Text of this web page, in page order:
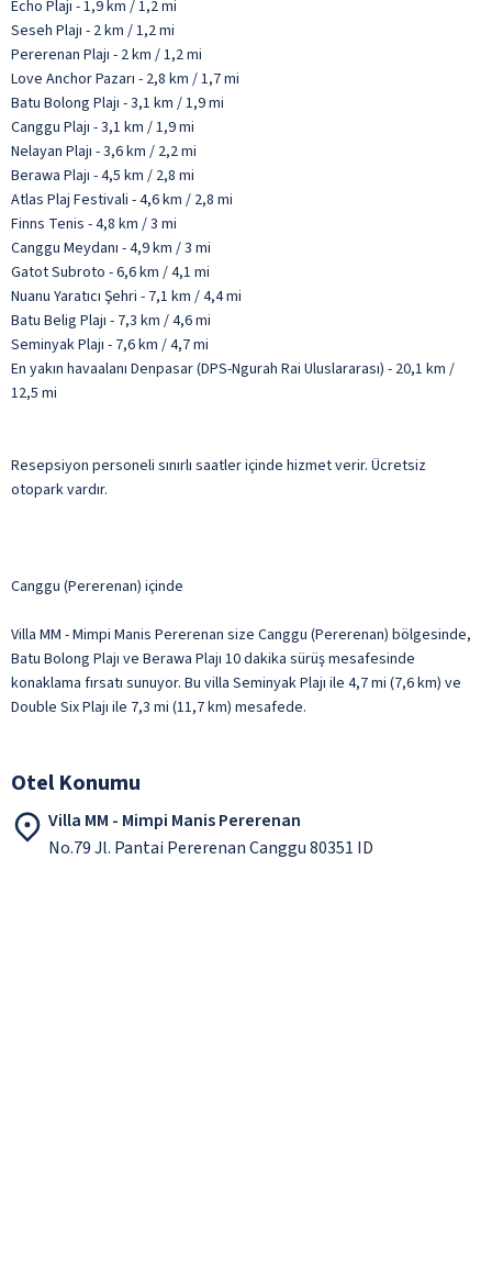
Echo Plajı - 1,9 km / 1,2 mi
Seseh Plajı - 2 km / 1,2 mi
Pererenan Plajı - 2 km / 1,2 mi
Love Anchor Pazarı - 2,8 km / 1,7 mi
Batu Bolong Plajı - 3,1 km / 1,9 mi
Canggu Plajı - 3,1 km / 1,9 mi
Nelayan Plajı - 3,6 km / 2,2 mi
Berawa Plajı - 4,5 km / 2,8 mi
Atlas Plaj Festivali - 4,6 km / 2,8 mi
Finns Tenis - 4,8 km / 3 mi
Canggu Meydanı - 4,9 km / 3 mi
Gatot Subroto - 6,6 km / 4,1 mi
Nuanu Yaratıcı Şehri - 7,1 km / 4,4 mi
Batu Belig Plajı - 7,3 km / 4,6 mi
Seminyak Plajı - 7,6 km / 4,7 mi
En yakın havaalanı Denpasar (DPS-Ngurah Rai Uluslararası) - 20,1 km /
12,5 mi
Resepsiyon personeli sınırlı saatler içinde hizmet verir. Ücretsiz
otopark vardır.
Canggu (Pererenan) içinde
Villa MM - Mimpi Manis Pererenan size Canggu (Pererenan) bölgesinde,
Batu Bolong Plajı ve Berawa Plajı 10 dakika sürüş mesafesinde
konaklama fırsatı sunuyor. Bu villa Seminyak Plajı ile 4,7 mi (7,6 km) ve
Double Six Plajı ile 7,3 mi (11,7 km) mesafede.
Otel Konumu
Villa MM - Mimpi Manis Pererenan
No.79 Jl. Pantai Pererenan Canggu 80351 ID